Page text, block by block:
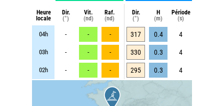
Heure
locale
Dir.
(°)
Vit.
(nd)
Raf.
(nd)
Dir.
(°)
H
(m)
Période
(s)
04h - - - 317 0.4 4
03h - - - 330 0.3 4
02h - - - 295 0.3 4